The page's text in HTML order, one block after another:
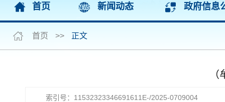
首页 新闻动态 政府信息
首页 >> 正文
索引号：11532323346691611E-/2025-0709004